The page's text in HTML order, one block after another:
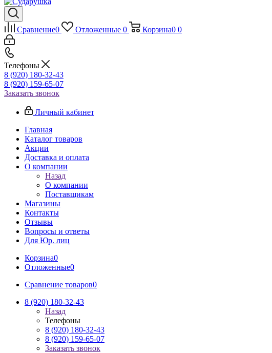
Сравнение0 Отложенные 0 Корзина0 0
Телефоны
8 (920) 180-32-43
8 (920) 159-65-07
Заказать звонок
Личный кабинет
Главная
Каталог товаров
Акции
Доставка и оплата
О компании
Назад
О компании
Поставщикам
Магазины
Контакты
Отзывы
Вопросы и ответы
Для Юр. лиц
Корзина0
Отложенные0
Сравнение товаров0
8 (920) 180-32-43
Назад
Телефоны
8 (920) 180-32-43
8 (920) 159-65-07
Заказать звонок